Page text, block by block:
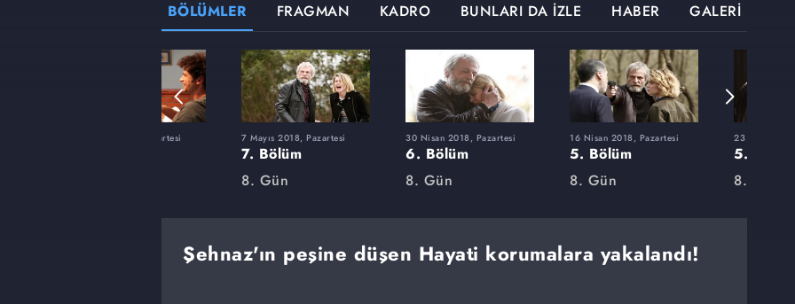
BÖLÜMLER FRAGMAN KADRO BUNLARI DA İZLE HABER GALERİ
19 Mart 2018, Pazartesi 7 Mayıs 2018, Pazartesi
7. Bölüm
8. Gün
30 Nisan 2018, Pazartesi
6. Bölüm
8. Gün
16 Nisan 2018, Pazartesi
5. Bölüm
8. Gün
23 Nisan
5. Bölüm
8. Gün -
Şehnaz'ın peşine düşen Hayati korumalara yakalandı!